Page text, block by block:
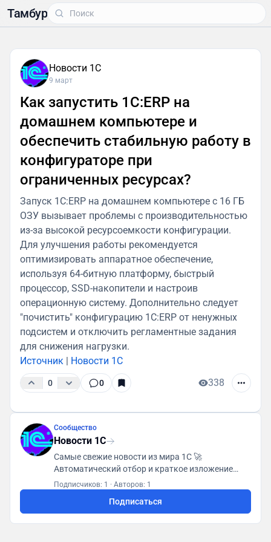
Тамбур
Новости 1С
9 март
Как запустить 1С:ERP на
домашнем компьютере и
обеспечить стабильную работу в
конфигураторе при
ограниченных ресурсах?
Запуск 1С:ERP на домашнем компьютере с 16 ГБ
ОЗУ вызывает проблемы с производительностью
из-за высокой ресурсоемкости конфигурации.
Для улучшения работы рекомендуется
оптимизировать аппаратное обеспечение,
используя 64-битную платформу, быстрый
процессор, SSD-накопители и настроив
операционную систему. Дополнительно следует
"почистить" конфигурацию 1С:ERP от ненужных
подсистем и отключить регламентные задания
для снижения нагрузки.
Источник | Новости 1С
0 0 338
Сообщество
Новости 1С
Самые свежие новости из мира 1С 🚀
Автоматический отбор и краткое изложение
каждой новости 📌 Будь в курсе событий! 🔥 Для
Подписчиков: 1 · Авторов: 1
Подписаться